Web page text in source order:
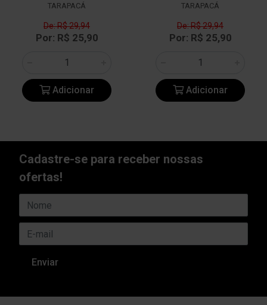
TARAPACÁ
De: R$ 29,94
Por: R$ 25,90
Adicionar
TARAPACÁ
De: R$ 29,94
Por: R$ 25,90
Adicionar
Cadastre-se para receber nossas
ofertas!